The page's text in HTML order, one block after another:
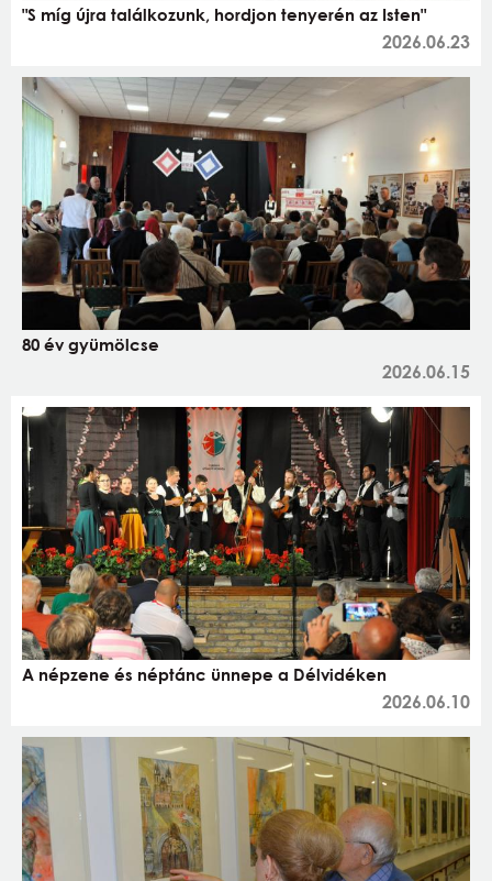
"S míg újra találkozunk, hordjon tenyerén az Isten"
2026.06.23
80 év gyümölcse
2026.06.15
A népzene és néptánc ünnepe a Délvidéken
2026.06.10